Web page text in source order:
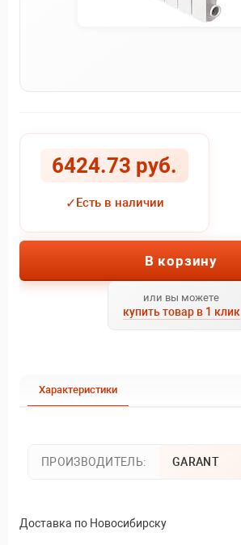
6424.73 руб.
✓Есть в наличии
В корзину
или вы можете
купить товар в 1 клик
Характеристики
ПРОИЗВОДИТЕЛЬ: GARANT
Доставка по Новосибирску